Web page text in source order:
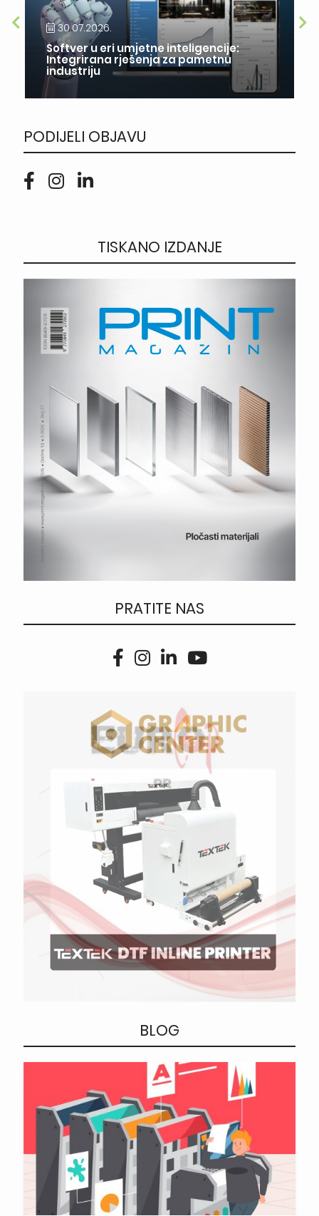
30.07.2026.
Softver u eri umjetne inteligencije:
Integrirana rješenja za pametnu
industriju
PODIJELI OBJAVU
TISKANO IZDANJE
PRATITE NAS
BLOG